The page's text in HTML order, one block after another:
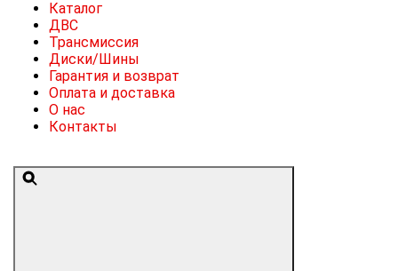
Каталог
ДВС
Трансмиссия
Диски/Шины
Гарантия и возврат
Оплата и доставка
О нас
Контакты